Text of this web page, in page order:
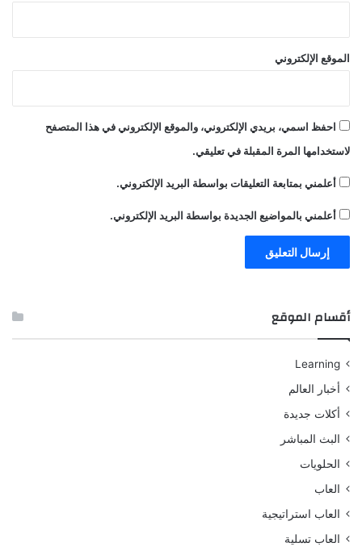
الموقع الإلكتروني
احفظ اسمي، بريدي الإلكتروني، والموقع الإلكتروني في هذا المتصفح
لاستخدامها المرة المقبلة في تعليقي.
أعلمني بمتابعة التعليقات بواسطة البريد الإلكتروني.
أعلمني بالمواضيع الجديدة بواسطة البريد الإلكتروني.
أقسام الموقع
Learning
أخبار العالم
أكلات جديدة
البث المباشر
الحلويات
العاب
العاب استراتيجية
العاب تسلية